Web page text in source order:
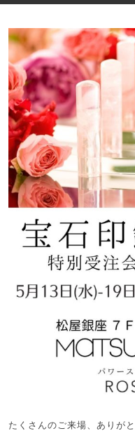
たくさんのご来場、ありが